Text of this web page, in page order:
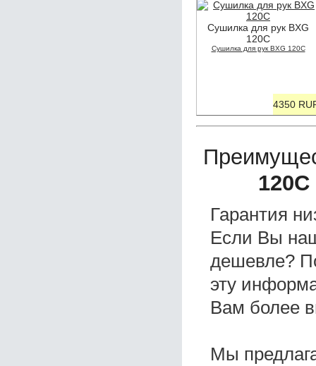
Сушилка для рук BXG
120C
Сушилка для рук BXG 120C
4350
120С
Гарантия
Если Вы
дешевле?
эту
Вам более
Мы